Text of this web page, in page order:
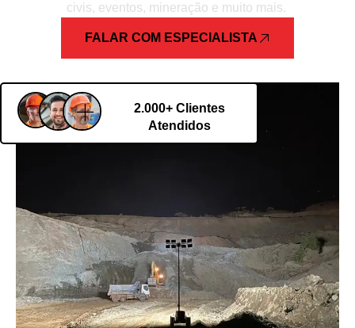
civis, eventos, mineração e muito mais.
FALAR COM ESPECIALISTA
2.000+ Clientes
Atendidos